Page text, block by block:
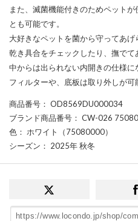
また、滅菌機能付きのためペット
とも可能です。
大好きなペットを菌から守ってあげ
乾き具合をチェックしたり、撫でて
中からは出られない内開きの仕様に
フィルターや、底板は取り外しが可
商品番号 ： OD8569DU000034
ブランド商品番号 ： CW-026
色 ： ホワイト（75080000）
シーズン ： 2025年 秋冬